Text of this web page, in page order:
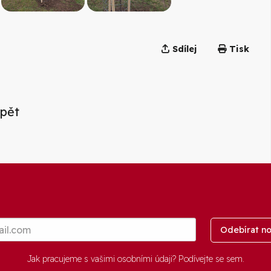
Sdílej Tisk
Odebírat
Jak pracujeme s vašimi osobními údaji? Podívejte se sem.